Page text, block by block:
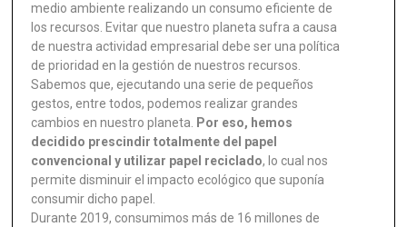
medio ambiente realizando un consumo eficiente de
los recursos. Evitar que nuestro planeta sufra a causa
de nuestra actividad empresarial debe ser una política
de prioridad en la gestión de nuestros recursos.
Sabemos que, ejecutando una serie de pequeños
gestos, entre todos, podemos realizar grandes
cambios en nuestro planeta.
Por eso, hemos
decidido prescindir totalmente del papel
convencional y utilizar papel reciclado, lo cual nos
permite disminuir el impacto ecológico que suponía
consumir dicho papel.
Durante 2019, consumimos más de 16 millones de